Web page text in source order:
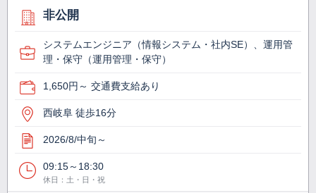
非公開
システムエンジニア（情報システム・社内SE）、運用管
理・保守（運用管理・保守）
1,650円～ 交通費支給あり
西岐阜 徒歩16分
2026/8/中旬～
09:15～18:30
休日：土・日・祝